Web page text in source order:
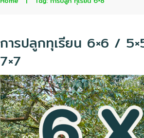
การปลูกทุเรียน 6×6 /
7×7